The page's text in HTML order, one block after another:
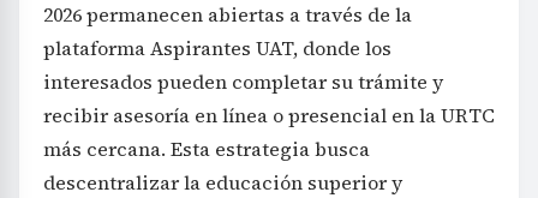
2026 permanecen abiertas a través de la
plataforma Aspirantes UAT, donde los
interesados pueden completar su trámite y
recibir asesoría en línea o presencial en la URTC
más cercana. Esta estrategia busca
descentralizar la educación superior y